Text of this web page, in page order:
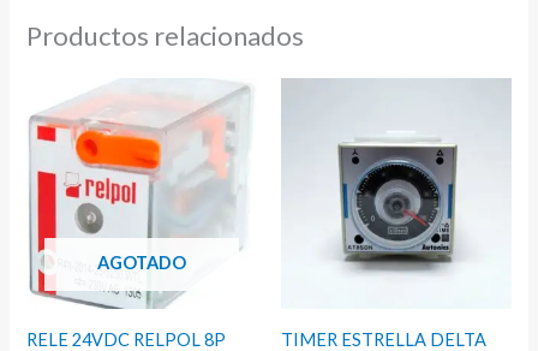
Productos relacionados
AGOTADO
RELE 24VDC RELPOL 8P
TIMER ESTRELLA DELTA